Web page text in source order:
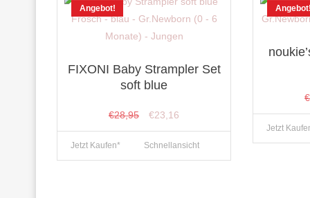
Angebot!
FIXONI Baby Strampler Set
soft blue
€28,95
Ursprünglicher
Preis
war:
€23,16
Preis
ist:
Jetzt Kaufen* Schnellansicht
Angebot!
€
Jetzt